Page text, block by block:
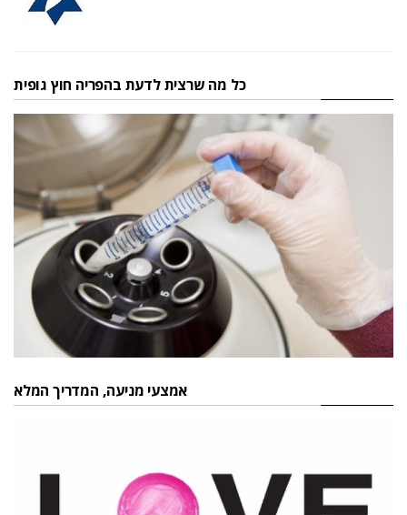
כל מה שרצית לדעת בהפריה חוץ גופית
אמצעי מניעה, המדריך המלא